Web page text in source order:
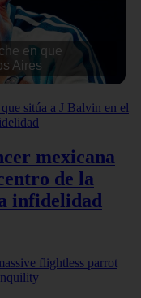
en que
Aires
mexicana
de la
infidelidad